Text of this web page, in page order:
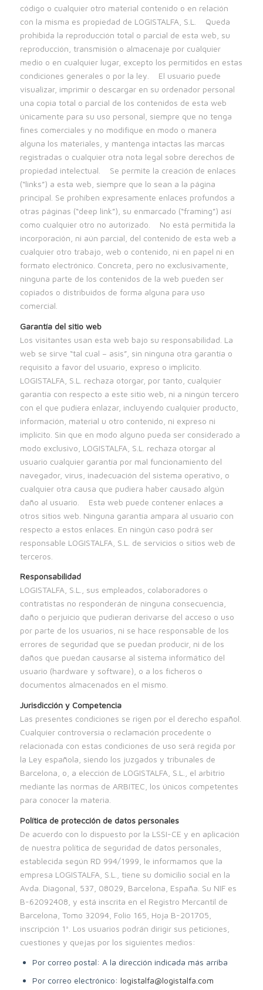
código o cualquier otro material contenido o en relación
con la misma es propiedad de LOGISTALFA, S.L. Queda
prohibida la reproducción total o parcial de esta web, su
reproducción, transmisión o almacenaje por cualquier
medio o en cualquier lugar, excepto los permitidos en estas
condiciones generales o por la ley. El usuario puede
visualizar, imprimir o descargar en su ordenador personal
una copia total o parcial de los contenidos de esta web
únicamente para su uso personal, siempre que no tenga
fines comerciales y no modifique en modo o manera
alguna los materiales, y mantenga intactas las marcas
registradas o cualquier otra nota legal sobre derechos de
propiedad intelectual. Se permite la creación de enlaces
(“links”) a esta web, siempre que lo sean a la página
principal. Se prohíben expresamente enlaces profundos a
otras páginas (“deep link”), su enmarcado (“framing”) así
como cualquier otro no autorizado. No está permitida la
incorporación, ni aún parcial, del contenido de esta web a
cualquier otro trabajo, web o contenido, ni en papel ni en
formato electrónico. Concreta, pero no exclusivamente,
ninguna parte de los contenidos de la web pueden ser
copiados o distribuidos de forma alguna para uso
comercial.
Garantía del sitio web
Los visitantes usan esta web bajo su responsabilidad. La
web se sirve “tal cual – asis”, sin ninguna otra garantía o
requisito a favor del usuario, expreso o implícito.
LOGISTALFA, S.L. rechaza otorgar, por tanto, cualquier
garantía con respecto a este sitio web, ni a ningún tercero
con el que pudiera enlazar, incluyendo cualquier producto,
información, material u otro contenido, ni expreso ni
implícito. Sin que en modo alguno pueda ser considerado a
modo exclusivo, LOGISTALFA, S.L. rechaza otorgar al
usuario cualquier garantía por mal funcionamiento del
navegador, virus, inadecuación del sistema operativo, o
cualquier otra causa que pudiera haber causado algún
daño al usuario. Esta web puede contener enlaces a
otros sitios web. Ninguna garantía ampara al usuario con
respecto a estos enlaces. En ningún caso podrá ser
responsable LOGISTALFA, S.L. de servicios o sitios web de
terceros.
Responsabilidad
LOGISTALFA, S.L., sus empleados, colaboradores o
contratistas no responderán de ninguna consecuencia,
daño o perjuicio que pudieran derivarse del acceso o uso
por parte de los usuarios, ni se hace responsable de los
errores de seguridad que se puedan producir, ni de los
daños que puedan causarse al sistema informático del
usuario (hardware y software), o a los ficheros o
documentos almacenados en el mismo.
Jurisdicción y Competencia
Las presentes condiciones se rigen por el derecho español.
Cualquier controversia o reclamación procedente o
relacionada con estas condiciones de uso será regida por
la Ley española, siendo los juzgados y tribunales de
Barcelona, o, a elección de LOGISTALFA, S.L., el arbitrio
mediante las normas de ARBITEC, los únicos competentes
para conocer la materia.
Política de protección de datos personales
De acuerdo con lo dispuesto por la LSSI-CE y en aplicación
de nuestra política de seguridad de datos personales,
establecida según RD 994/1999, le informamos que la
empresa LOGISTALFA, S.L., tiene su domicilio social en la
Avda. Diagonal, 537, 08029, Barcelona, España. Su NIF es
B-62092408, y está inscrita en el Registro Mercantil de
Barcelona, Tomo 32094, Folio 165, Hoja B-201705,
inscripción 1ª. Los usuarios podrán dirigir sus peticiones,
cuestiones y quejas por los siguientes medios:
Por correo postal: A la dirección indicada más arriba
Por correo electrónico: logistalfa@logistalfa.com